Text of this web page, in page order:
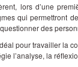
lors d’une
qui permettront
des
pour travailler la
l’analyse, la